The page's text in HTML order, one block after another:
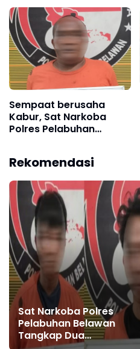
Bersaudara Pengedar
Sabu di Labuhan Deli
Sempaat berusaha
Kabur, Sat Narkoba
Polres Pelabuhan
Rekomendasi
Sat Narkoba Polres
Pelabuhan Belawan
Tangkap Dua